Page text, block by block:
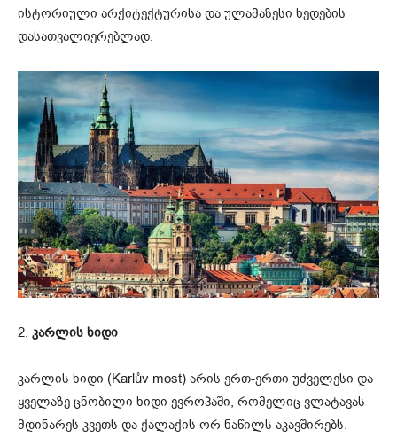
ისტორიული არქიტექტურისა და ულამაზესი ხედების
დასათვალიერებლად.
2. კარლის ხიდი
კარლის ხიდი (Karlův most) არის ერთ-ერთი უძველესი და
ყველაზე ცნობილი ხიდი ევროპაში, რომელიც ვლატავას
მდინარეს კვეთს და ქალაქის ორ ნაწილს აკავშირებს.